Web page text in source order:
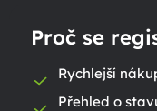
Proč se
Rychlejší
Přehled o